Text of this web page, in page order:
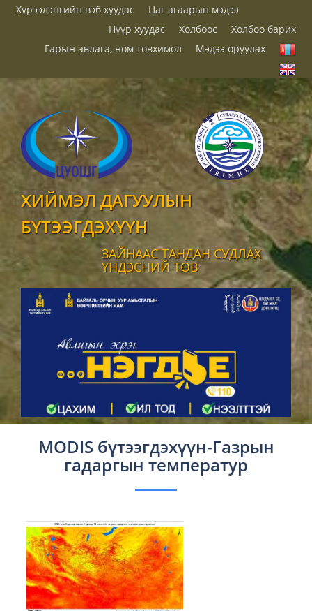
Хүрээлэнгийн вэб хуудас
Цаг агаарын мэдээ
Нүүр хуудас
Холбоос
Холбоо барих
Гарын авлага, ном товхимол
Мэдээ оруулах
ХИЙМЭЛ ДАГУУЛЫН
БҮТЭЭГДЭХҮҮН
ЗАЙНААС ТАНДАН СУДЛАХ
ҮНДЭСНИЙ ТӨВ
MODIS бүтээгдэхүүн-Газрын
гадаргын температур